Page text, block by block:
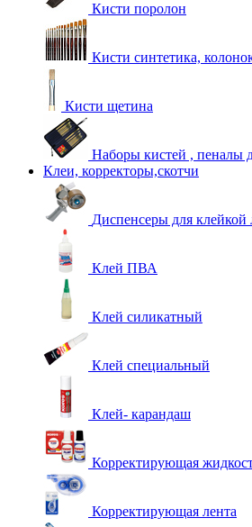
Кисти поролон
Кисти синтетика,
Кисти щетина
Наборы кистей , пеналы
Клеи, корректоры,скотчи
Диспенсеры для клейкой
Клей ПВА
Клей силикатный
Клей специальный
Клей- карандаш
Корректирующая
Корректирующая лента